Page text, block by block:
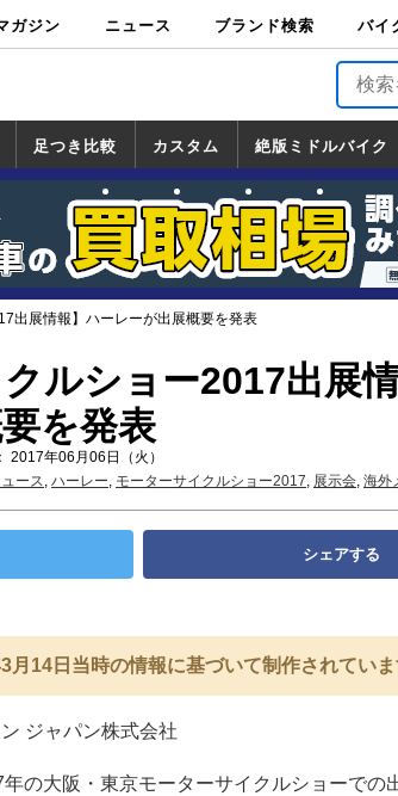
ガジン ニュース ブランド検索 バイ
バイ
足つき比較 カスタム
カスタム
一覧
ホンダ
ヤマハ
スズキ
カワサキ
絶版ミドルバイク
絶版ミドルバイク
一覧
ホンダ
ヤマハ
スズキ
カワサキ
道の駅調査隊
ツーリング情報局
日本の道50選
国道めぐり
林道ツーリング
出展情報】ハーレーが出展概要を発表
クルショー2017出展
を発表
2017年06月06日（火）
ース, ハーレー, モーターサイクルショー2017, 展示会, 海外
シェアする
月14日当時の情報に基づいて制作されていま
ジャパン株式会社
の大阪・東京モーターサイクルショーでの